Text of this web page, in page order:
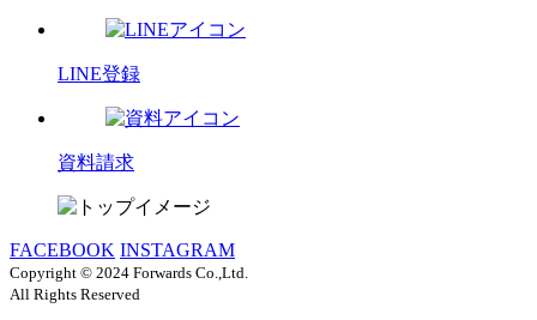
LINE登録
資料請求
FACEBOOK INSTAGRAM
Copyright © 2024 Forwards Co.,Ltd.
All Rights Reserved